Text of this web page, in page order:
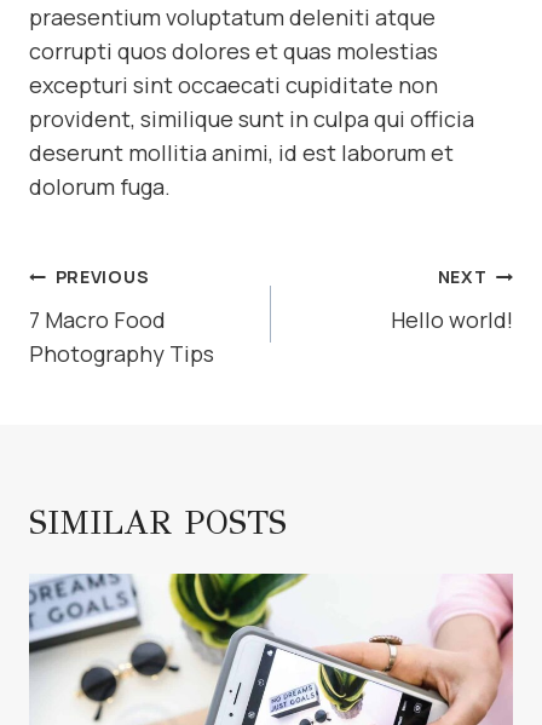
praesentium voluptatum deleniti atque
corrupti quos dolores et quas molestias
excepturi sint occaecati cupiditate non
provident, similique sunt in culpa qui officia
deserunt mollitia animi, id est laborum et
dolorum fuga.
POST
NAVIGATION
PREVIOUS
7 Macro Food
Photography Tips
NEXT
Hello world!
SIMILAR POSTS